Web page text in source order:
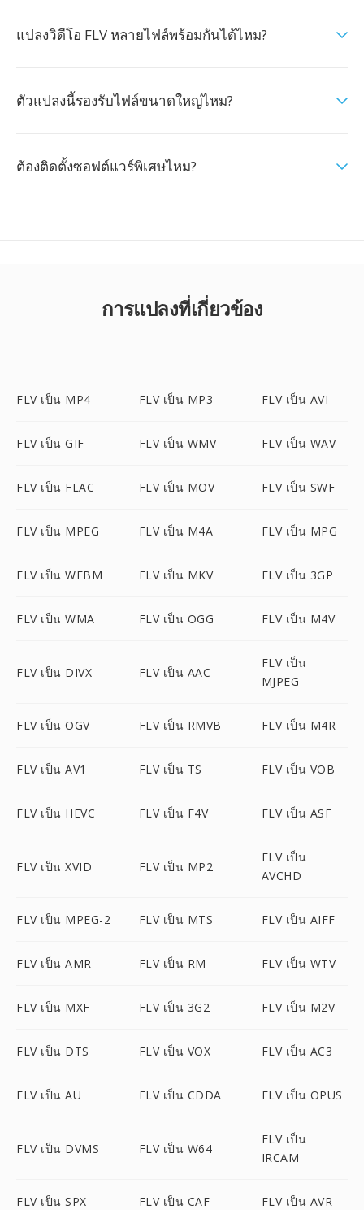
แปลงวิดีโอ FLV หลายไฟล์พร้อมกันได้ไหม?
ตัวแปลงนี้รองรับไฟล์ขนาดใหญ่ไหม?
ต้องติดตั้งซอฟต์แวร์พิเศษไหม?
การแปลงที่เกี่ยวข้อง
FLV เป็น MP4 FLV เป็น MP3 FLV เป็น AVI
FLV เป็น GIF FLV เป็น WMV FLV เป็น WAV
FLV เป็น FLAC FLV เป็น MOV FLV เป็น SWF
FLV เป็น MPEG FLV เป็น M4A FLV เป็น MPG
FLV เป็น WEBM FLV เป็น MKV FLV เป็น 3GP
FLV เป็น WMA FLV เป็น OGG FLV เป็น M4V
FLV เป็น DIVX FLV เป็น AAC
FLV เป็น
MJPEG
FLV เป็น OGV FLV เป็น RMVB FLV เป็น M4R
FLV เป็น AV1 FLV เป็น TS FLV เป็น VOB
FLV เป็น HEVC FLV เป็น F4V FLV เป็น ASF
FLV เป็น XVID FLV เป็น MP2
FLV เป็น
AVCHD
FLV เป็น MPEG-2 FLV เป็น MTS FLV เป็น AIFF
FLV เป็น AMR FLV เป็น RM FLV เป็น WTV
FLV เป็น MXF FLV เป็น 3G2 FLV เป็น M2V
FLV เป็น DTS FLV เป็น VOX FLV เป็น AC3
FLV เป็น AU FLV เป็น CDDA FLV เป็น OPUS
FLV เป็น DVMS FLV เป็น W64
FLV เป็น
IRCAM
FLV เป็น SPX FLV เป็น CAF FLV เป็น AVR